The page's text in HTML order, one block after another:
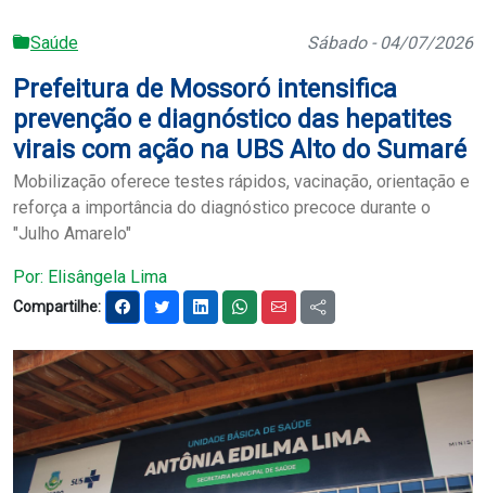
Governo
Mossoró
Serviços
Portal do Contribuinte
Carta de Serviço
PESQUISAR
Saúde Sábado - 04/07/2026
Prefeitura de Mossoró intensifica
prevenção e diagnóstico das hepatites
virais com ação na UBS Alto do Sumaré
Mobilização oferece testes rápidos, vacinação, orientação e
reforça a importância do diagnóstico precoce durante o
"Julho Amarelo"
Por: Elisângela Lima
Compartilhe: